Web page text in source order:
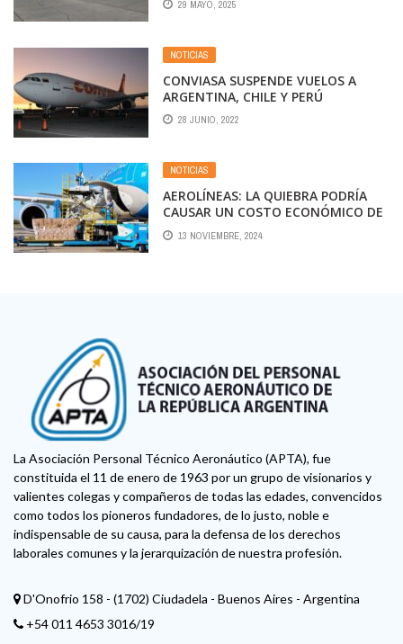
VUELOS A SAN JULIÁN
29 MAYO, 2025
NOTICIAS
CONVIASA SUSPENDE VUELOS A
ARGENTINA, CHILE Y PERÚ
28 JUNIO, 2022
NOTICIAS
AEROLÍNEAS: LA QUIEBRA PODRÍA
CAUSAR UN COSTO ECONÓMICO DE
U$S 7600 MILLONES
13 NOVIEMBRE, 2024
La Asociación Personal Técnico Aeronáutico (APTA), fue
constituida el 11 de enero de 1963 por un grupo de visionarios y
valientes colegas y compañeros de todas las edades, convencidos
como todos los pioneros fundadores, de lo justo, noble e
indispensable de su causa, para la defensa de los derechos
laborales comunes y la jerarquización de nuestra profesión.
D'Onofrio 158 - (1702) Ciudadela - Buenos Aires - Argentina
+54 011 4653 3016/19